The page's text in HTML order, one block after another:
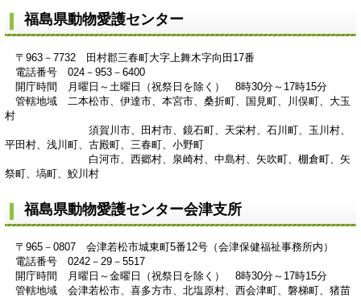
福島県動物愛護センター
〒963－7732 田村郡三春町大字上舞木字向田17番
電話番号 024－953－6400
開庁時間 月曜日～土曜日（祝祭日を除く） 8時30分～17時15分
管轄地域 二本松市、伊達市、本宮市、桑折町、国見町、川俣町、大玉
村
須賀川市、田村市、鏡石町、天栄村、石川町、玉川村、
平田村、浅川町、古殿町、三春町、小野町
白河市、西郷村、泉崎村、中島村、矢吹町、棚倉町、矢
祭町、塙町、鮫川村
福島県動物愛護センター会津支所
〒965－0807 会津若松市城東町5番12号（会津保健福祉事務所内）
電話番号 0242－29－5517
開庁時間 月曜日～金曜日（祝祭日を除く） 8時30分～17時15分
管轄地域 会津若松市、喜多方市、北塩原村、西会津町、磐梯町、猪苗